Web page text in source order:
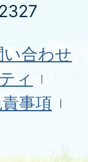
い合わせ
ィ
事項